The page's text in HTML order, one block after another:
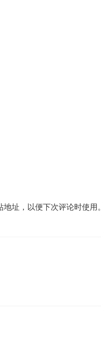
址，以便下次评论时使用。